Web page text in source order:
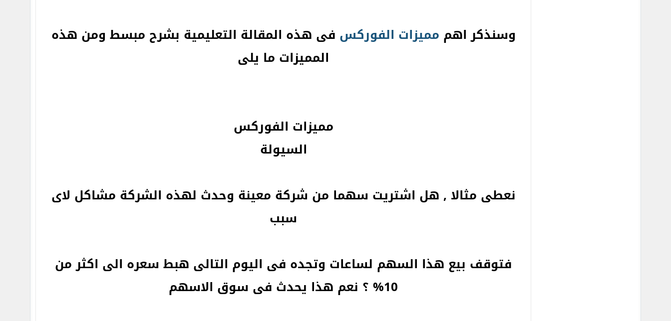
وسنذكر اهم مميزات الفوركس فى هذه المقالة التعليمية بشرح مبسط ومن هذه
المميزات ما يلى
مميزات الفوركس
السيولة
نعطى مثالا , هل اشتريت سهما من شركة معينة وحدث لهذه الشركة مشاكل لاى
سبب
فتوقف بيع هذا السهم لساعات وتجده فى اليوم التالى هبط سعره الى اكثر من
10% ؟ نعم هذا يحدث فى سوق الاسهم